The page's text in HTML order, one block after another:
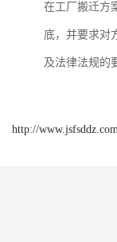
在工厂搬迁方
底，并要求对
及法律法规的
http://